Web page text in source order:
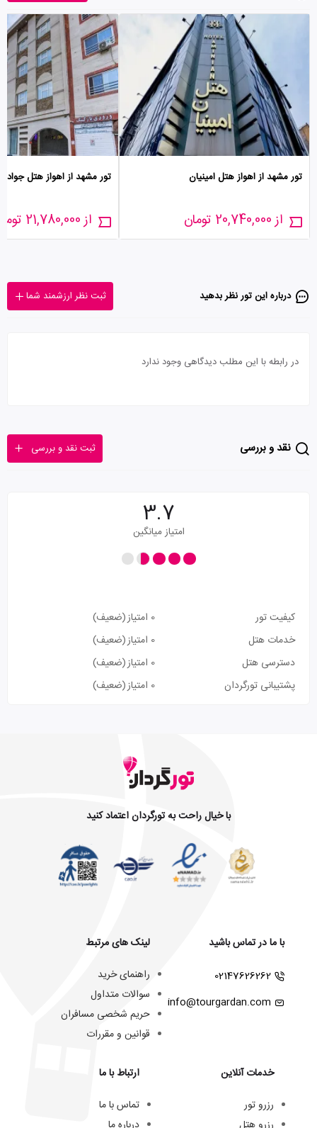
تور مشهد از اهواز هتل امینیان
از 20,740,000 تومان
تور مشهد از اهواز هتل جوادیه
از 21,780,000 تومان
درباره این تور‌ نظر بدهید ثبت نظر ارزشمند شما
در رابطه با این مطلب دیدگاهی وجود ندارد
نقد و بررسی ثبت نقد و بررسی
3.7
امتیاز میانگین
کیفیت تور 0 امتیاز
(ضعیف)
خدمات هتل
0 امتیاز
(ضعیف)
دسترسی هتل
0 امتیاز
(ضعیف)
پشتیبانی تورگردان
0 امتیاز (ضعیف)
با خیال راحت به تورگردان اعتماد کنید
با ما در تماس باشید
02147626262
info@tourgardan.com
خدمات آنلاین
رزرو تور
لینک های مرتبط
راهنمای خرید
سوالات متداول
حریم شخصی مسافران
قوانین و مقررات
ارتباط با ما
تماس با ما